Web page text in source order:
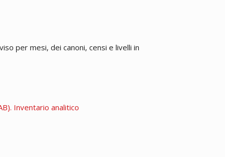
per mesi, dei canoni, censi e livelli in
Inventario analitico